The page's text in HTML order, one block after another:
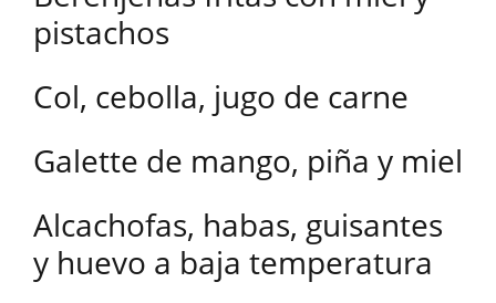
pistachos
Col, cebolla, jugo de carne
Galette de mango, piña y miel
Alcachofas, habas, guisantes
y huevo a baja temperatura